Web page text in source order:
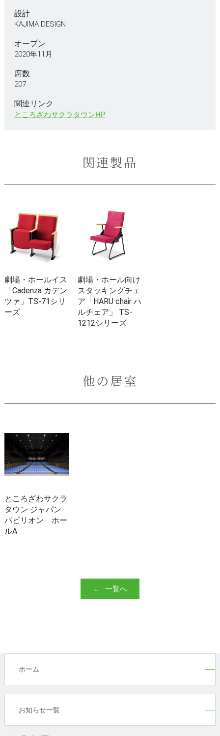
設計
KAJIMA DESIGN
オープン
2020年11月
席数
207
関連リンク
ところざわサクラタウンHP
関連製品
劇場・ホールイス
「Cadenza カデン
ツァ」TS-71シリ
ーズ
劇場・ホール向け
スタッキングチェ
ア「HARU chair ハ
ルチェア」 TS-
1212シリーズ
他の居室
ところざわサクラ
タウン ジャパン
パビリオン ホー
ルA
一覧へ
ホーム
お知らせ一覧